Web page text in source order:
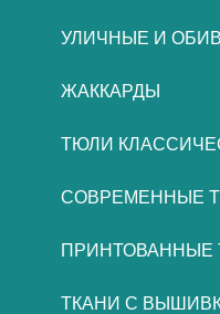
УЛИЧНЫЕ И
ЖАККАРДЫ
ТЮЛИ
СОВРЕМЕННЫЕ
ПРИНТОВАННЫЕ
ТКАНИ С